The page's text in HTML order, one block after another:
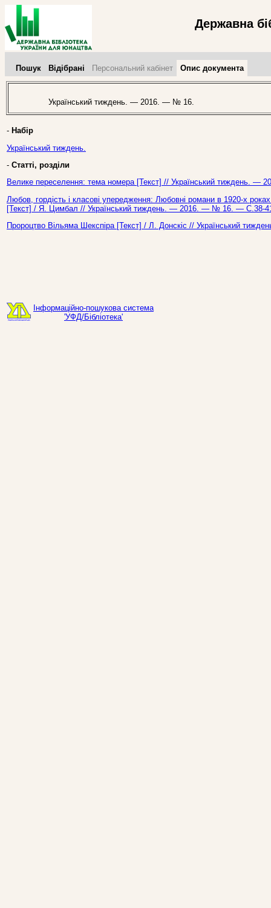
Державна
Пошук Відібрані Персональний кабінет Опис документа
Український тиждень. — 2016. — № 16.
- Набір
Український тиждень.
- Статті, розділи
Велике переселення: тема номера [Текст] // Український тиждень.
Любов, гордість і класові упередження: Любовні романи в 1920-х
[Текст] / Я. Цимбал // Український тиждень. — 2016. — № 16. — С.38-
Пророцтво Вільяма Шекспіра [Текст] / Л. Донскіс // Український
Інформаційно-пошукова система
'УФД/Бібліотека'